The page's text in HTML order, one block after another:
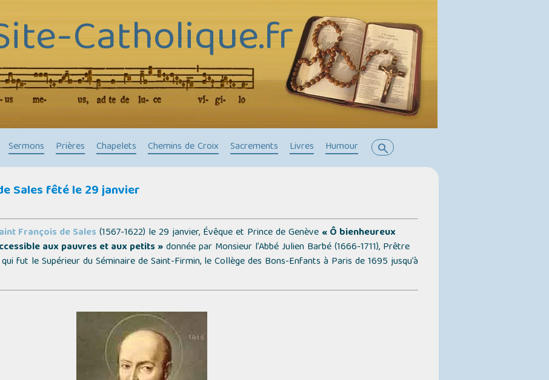
Catholique.fr
Sermons Prières Chapelets Chemins de Croix Sacrements Livres Humour search
Sales fêté le 29 janvier
François de Sales(1567-1622) le 29 janvier, Évêque et Prince de Genève « Ô bienheureux
aux pauvres et aux petits »donnée par Monsieur l’Abbé Julien Barbé (1666-1711), Prêtre
fut le Supérieur du Séminaire de Saint-Firmin, le Collège des Bons-Enfants à Paris de 1695 jusqu’à